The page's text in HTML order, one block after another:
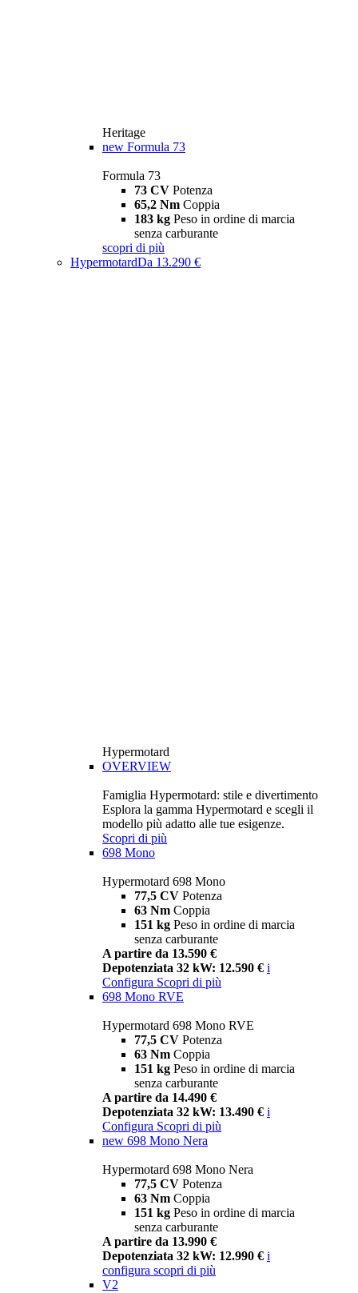
Heritage
new Formula 73
Formula 73
73 CV Potenza
65,2 Nm Coppia
183 kg Peso in ordine di marcia
senza carburante
scopri di più
HypermotardDa 13.290 €
Hypermotard
OVERVIEW
Famiglia Hypermotard: stile e divertimento
Esplora la gamma Hypermotard e scegli il
modello più adatto alle tue esigenze.
Scopri di più
698 Mono
Hypermotard 698 Mono
77,5 CV Potenza
63 Nm Coppia
151 kg Peso in ordine di marcia
senza carburante
A partire da 13.590 €
Depotenziata 32 kW: 12.590 € i
Configura Scopri di più
698 Mono RVE
Hypermotard 698 Mono RVE
77,5 CV Potenza
63 Nm Coppia
151 kg Peso in ordine di marcia
senza carburante
A partire da 14.490 €
Depotenziata 32 kW: 13.490 € i
Configura Scopri di più
new 698 Mono Nera
Hypermotard 698 Mono Nera
77,5 CV Potenza
63 Nm Coppia
151 kg Peso in ordine di marcia
senza carburante
A partire da 13.990 €
Depotenziata 32 kW: 12.990 € i
configura scopri di più
V2